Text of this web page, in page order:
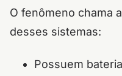
O fenômeno chama
desses sistemas:
Possuem